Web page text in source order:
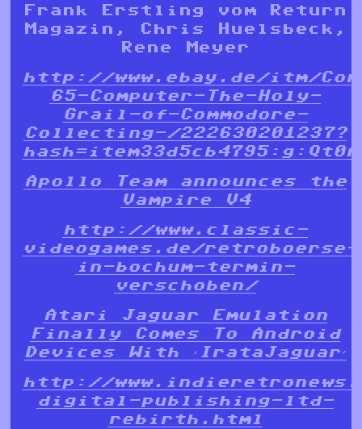
Frank Erstling vom Return
Magazin, Chris Huelsbeck,
Rene Meyer
http://www.ebay.de/itm/
65-Computer-The-Holy-
Grail-of-Commodore-
Collecting-/222630201237?
Apollo Team announces the
Vampire V4
http://www.classic-
videogames.de/retroboerse-
in-bochum-termin-
verschoben/
Atari Jaguar Emulation
Finally Comes To Android
Devices With ‘IrataJaguar’
http://
digital-publishing-ltd-
rebirth.html